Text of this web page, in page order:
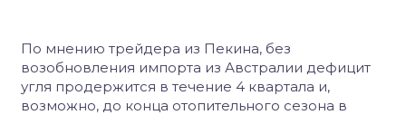
По мнению трейдера из Пекина, без
возобновления импорта из Австралии дефицит
угля продержится в течение 4 квартала и,
возможно, до конца отопительного сезона в